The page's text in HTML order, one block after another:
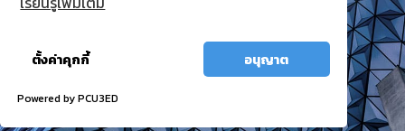
ตั้งค่าคุกกี้ อนุญาต
Powered by PCU3ED
เภท
เต
อรี่